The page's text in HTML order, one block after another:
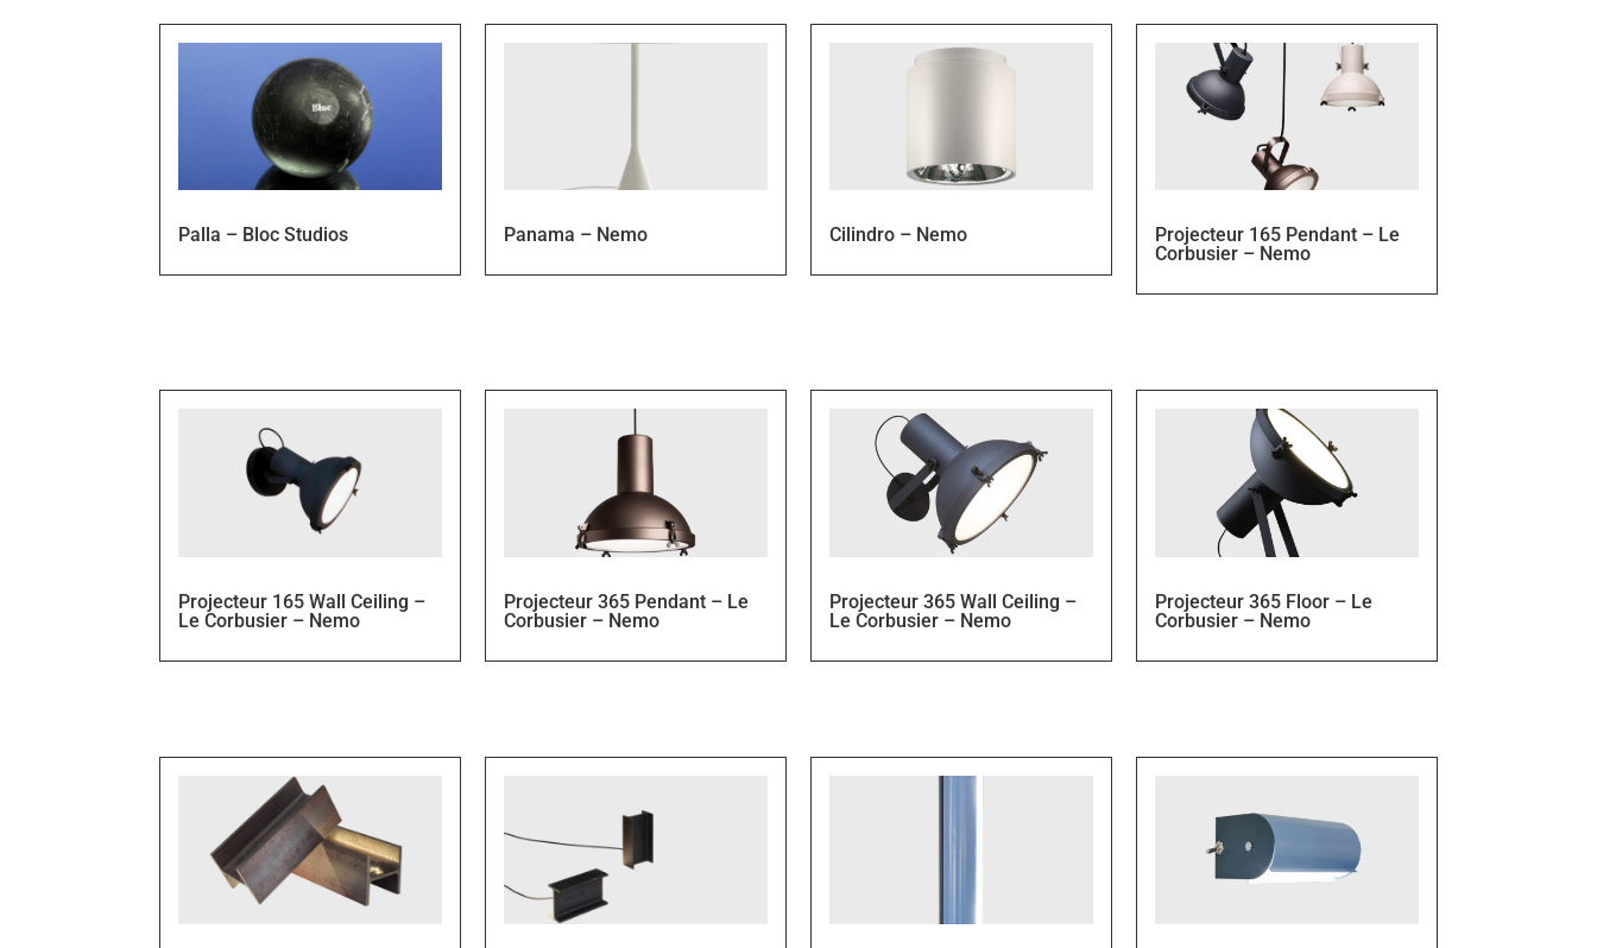
Palla – Bloc Studios Panama – Nemo Cilindro – Nemo
Projecteur 165 Pendant – Le
Corbusier – Nemo
Projecteur 165 Wall Ceiling –
Le Corbusier – Nemo
Projecteur 365 Pendant – Le
Corbusier – Nemo
Projecteur 365 Wall Ceiling –
Le Corbusier – Nemo
Projecteur 365 Floor – Le
Corbusier – Nemo